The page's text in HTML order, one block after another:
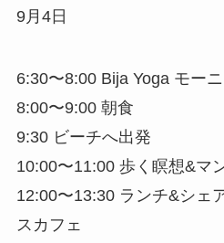
9月4日
6:30〜8:00 Bija Yoga モー
8:00〜9:00 朝食
9:30 ビーチへ出発
10:00〜11:00 歩く瞑想&マ
12:00〜13:30 ランチ&シェ
スカフェ